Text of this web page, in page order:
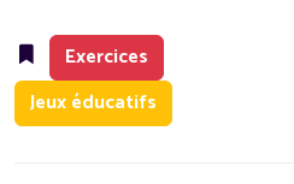
Exercices
Jeux éducatifs